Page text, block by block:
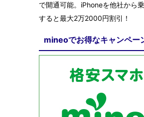
で開通可能。iPhoneを他社から
すると最大2万2000円割引！
mineoでお得なキャンペー